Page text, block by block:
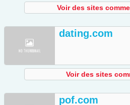
Voir des sites
dating.com
Voir des sites
pof.com